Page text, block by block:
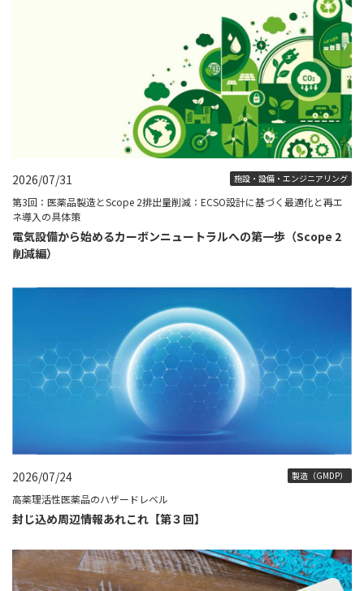
2026/07/31 施設・設備・エンジニアリング
第3回：医薬品製造とScope 2排出量削減：ECSO設計に基づく最適化と再エ
ネ導入の具体策
電気設備から始めるカーボンニュートラルへの第一歩（Scope 2
削減編）
2026/07/24 製造（GMDP）
高薬理活性医薬品のハザードレベル
封じ込め周辺情報あれこれ【第３回】